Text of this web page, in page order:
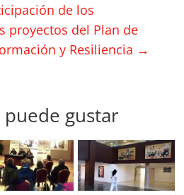
de los
proyectos del Plan de
y Resiliencia →
gustar